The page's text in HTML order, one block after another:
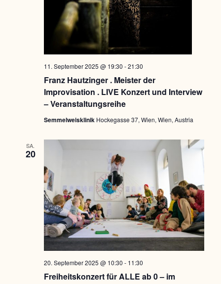
Franz Hautzinger . Meister der
Improvisation . LIVE Konzert und Interview
– Veranstaltungsreihe
11. September 2025 @ 19:30 -21:30
Semmelweisklinik Hockegasse 37, Wien, Wien, Austria
SA.
20
Freiheitskonzert für ALLE ab 0 – im
20. September 2025 @ 10:30 - 11:30